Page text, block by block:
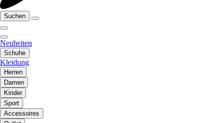
Suchen
Neuheiten
Schuhe
Kleidung
Herren
Damen
Kinder
Sport
Accessoires